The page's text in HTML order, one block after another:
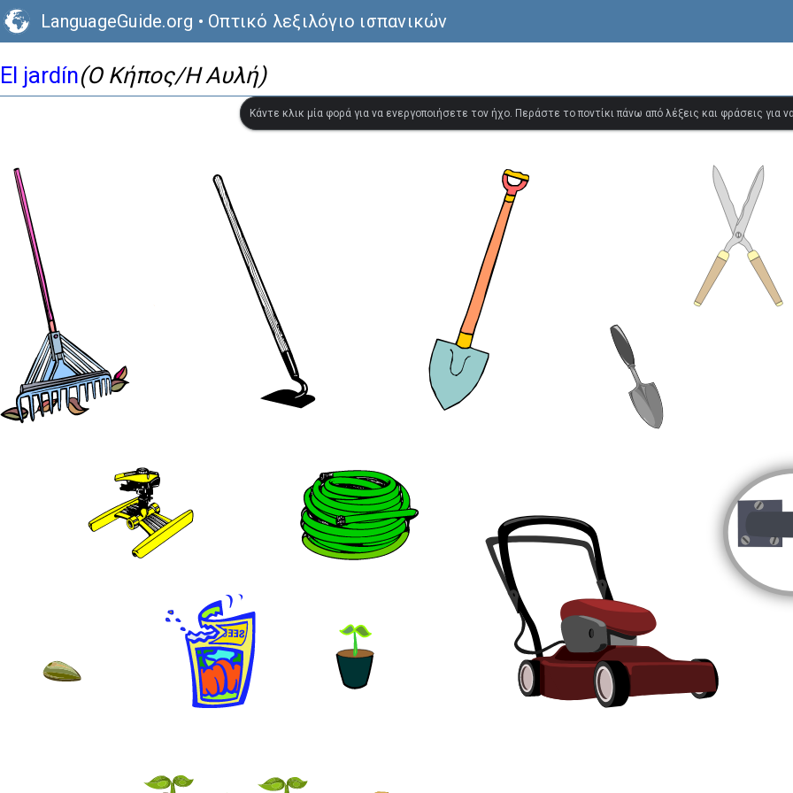
LanguageGuide.org • Οπτικό λεξιλόγιο ισπανικών
El jardín(Ο Κήπος/Η Αυλή)
Κάντε κλικ μία φορά για να ενεργοποιήσετε τον ήχο. Περάστε το ποντίκι πάνω από λέξεις και φράσεις για